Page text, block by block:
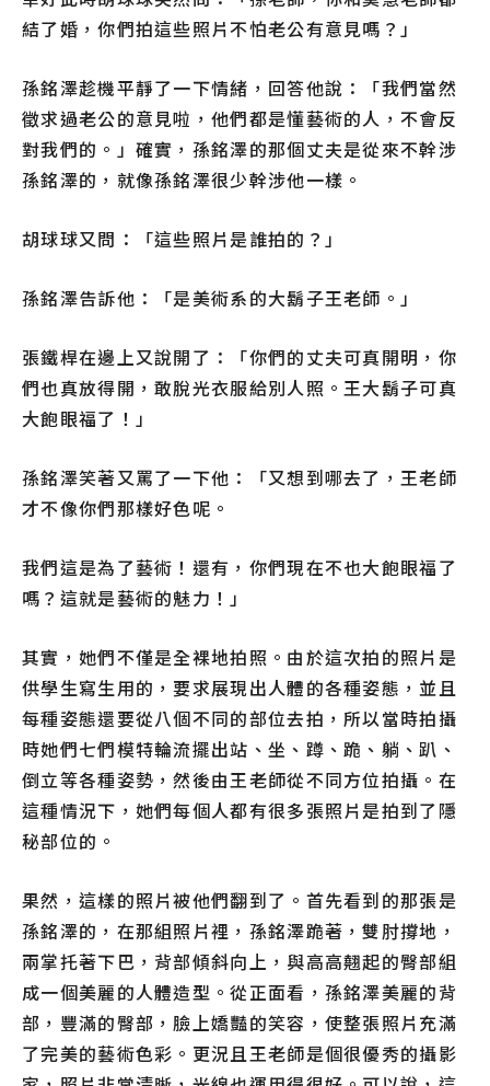
結了婚，你們拍這些照片不怕老公有意見嗎？」
孫銘澤趁機平靜了一下情緒，回答他說：「我們當然
徵求過老公的意見啦，他們都是懂藝術的人，不會反
對我們的。」確實，孫銘澤的那個丈夫是從來不幹涉
孫銘澤的，就像孫銘澤很少幹涉他一樣。
胡球球又問：「這些照片是誰拍的？」
孫銘澤告訴他：「是美術系的大鬍子王老師。」
張鐵桿在邊上又說開了：「你們的丈夫可真開明，你
們也真放得開，敢脫光衣服給別人照。王大鬍子可真
大飽眼福了！」
孫銘澤笑著又罵了一下他：「又想到哪去了，王老師
才不像你們那樣好色呢。
我們這是為了藝術！還有，你們現在不也大飽眼福了
嗎？這就是藝術的魅力！」
其實，她們不僅是全裸地拍照。由於這次拍的照片是
供學生寫生用的，要求展現出人體的各種姿態，並且
每種姿態還要從八個不同的部位去拍，所以當時拍攝
時她們七們模特輪流擺出站、坐、蹲、跪、躺、趴、
倒立等各種姿勢，然後由王老師從不同方位拍攝。在
這種情況下，她們每個人都有很多張照片是拍到了隱
秘部位的。
果然，這樣的照片被他們翻到了。首先看到的那張是
孫銘澤的，在那組照片裡，孫銘澤跪著，雙肘撐地，
兩掌托著下巴，背部傾斜向上，與高高翹起的臀部組
成一個美麗的人體造型。從正面看，孫銘澤美麗的背
部，豐滿的臀部，臉上嬌豔的笑容，使整張照片充滿
了完美的藝術色彩。更況且王老師是個很優秀的攝影